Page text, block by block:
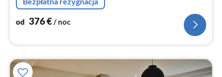
zamrażarka)
od 376€/ noc